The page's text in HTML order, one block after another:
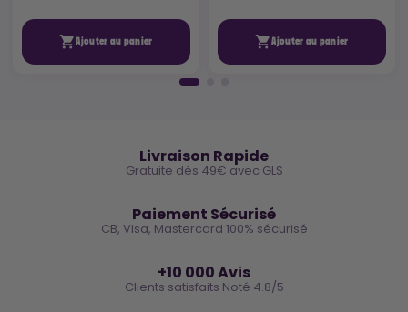
Ajouter au panier Ajouter au panier
Livraison Rapide
Gratuite dès 49€ avec GLS
Paiement Sécurisé
CB, Visa, Mastercard 100% sécurisé
+10 000 Avis
Clients satisfaits Noté 4.8/5